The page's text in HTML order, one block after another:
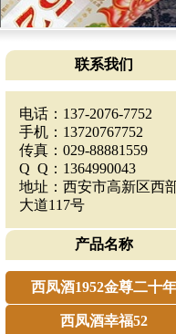
联系我们
电话：137-2076-7752
手机：13720767752
传真：029-88881559
Q Q：1364990043
地址：西安市高新区西
大道117号
产品名称
西凤酒1952金尊二十年
西凤酒幸福52